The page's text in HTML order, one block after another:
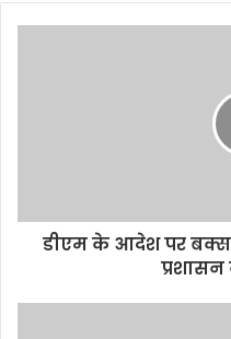
d
डीएम के आदेश पर